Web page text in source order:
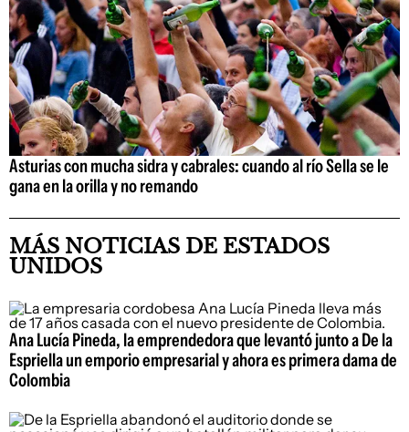
Asturias con mucha sidra y cabrales: cuando al río Sella se le
gana en la orilla y no remando
MÁS NOTICIAS DE ESTADOS
UNIDOS
Ana Lucía Pineda, la emprendedora que levantó junto a De la
Espriella un emporio empresarial y ahora es primera dama de
Colombia